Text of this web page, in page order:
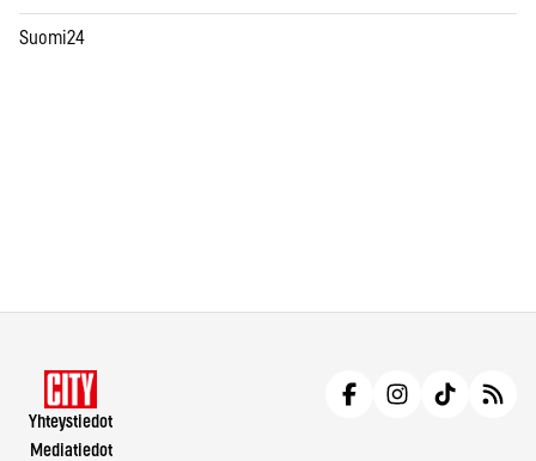
Suomi24
Yhteystiedot
Mediatiedot